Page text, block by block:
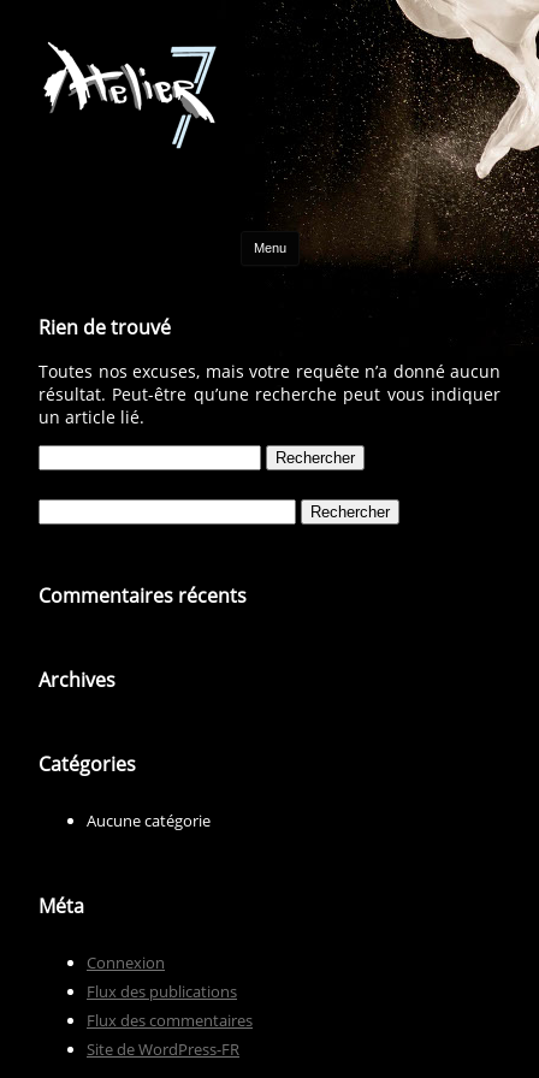
Menu Aller au contenu
Rien de trouvé
Toutes nos excuses, mais votre requête n’a donné aucun
résultat. Peut-être qu’une recherche peut vous indiquer
un article lié.
Commentaires récents
Archives
Catégories
Aucune catégorie
Méta
Connexion
Flux des publications
Flux des commentaires
Site de WordPress-FR